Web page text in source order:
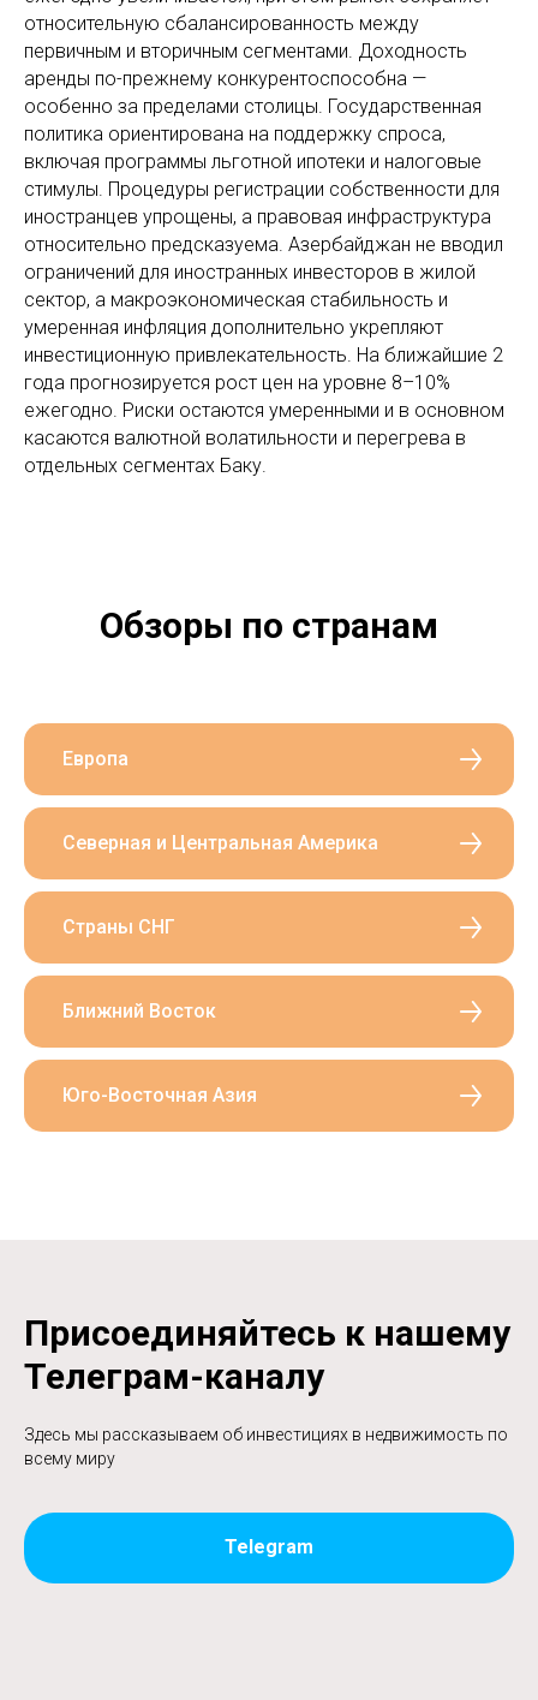
относительную сбалансированность между
первичным и вторичным сегментами. Доходность
аренды по-прежнему конкурентоспособна —
особенно за пределами столицы. Государственная
политика ориентирована на поддержку спроса,
включая программы льготной ипотеки и налоговые
стимулы. Процедуры регистрации собственности для
иностранцев упрощены, а правовая инфраструктура
относительно предсказуема. Азербайджан не вводил
ограничений для иностранных инвесторов в жилой
сектор, а макроэкономическая стабильность и
умеренная инфляция дополнительно укрепляют
инвестиционную привлекательность. На ближайшие 2
года прогнозируется рост цен на уровне 8–10%
ежегодно. Риски остаются умеренными и в основном
касаются валютной волатильности и перегрева в
отдельных сегментах Баку.
Обзоры по странам
Европа
Северная и Центральная Америка
Страны СНГ
Ближний Восток
Юго-Восточная Азия
Присоединяйтесь к нашему
Телеграм-каналу
Здесь мы рассказываем об инвестициях в недвижимость по
всему миру
Telegram